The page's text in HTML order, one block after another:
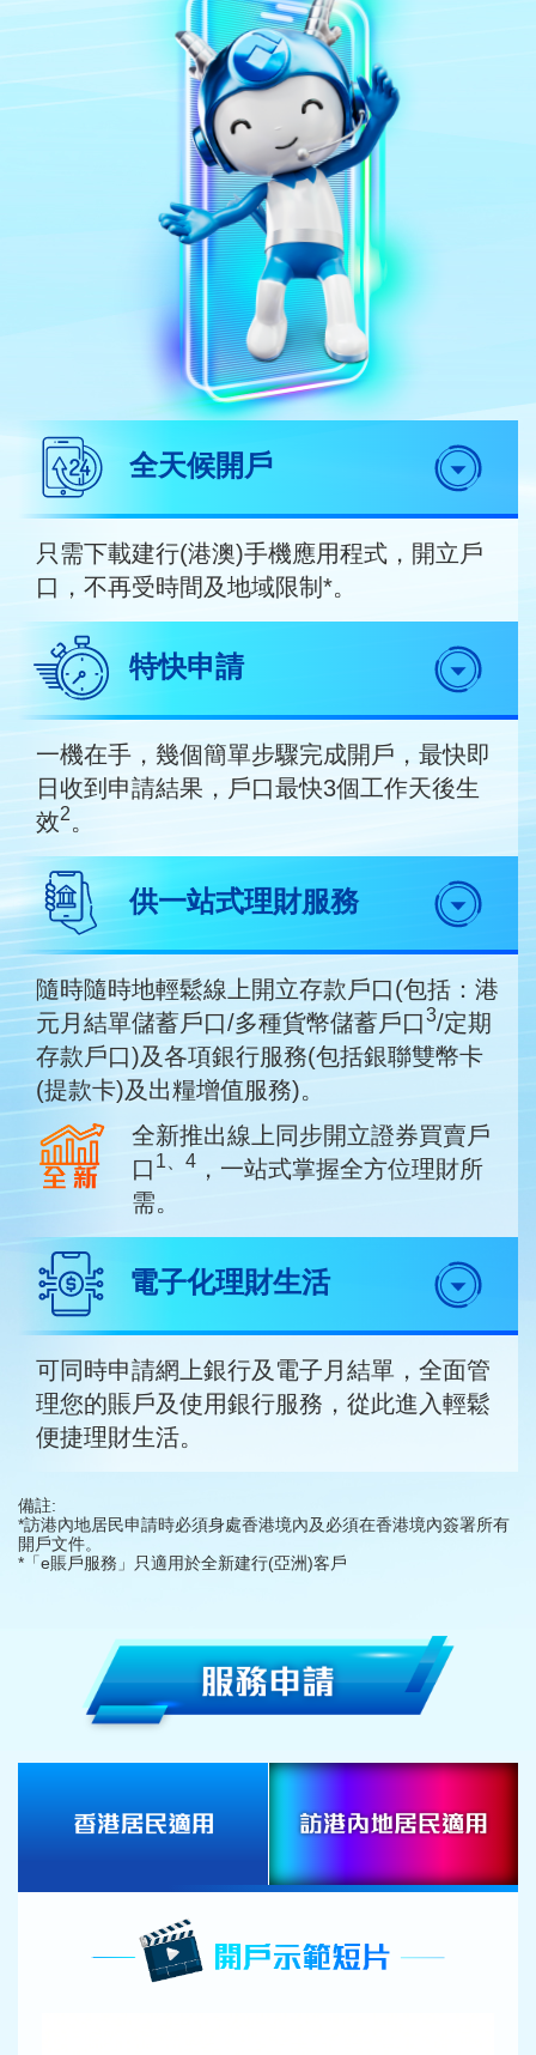
全天候開戶
只需下載建行(港澳)手機應用程式，開立戶
口，不再受時間及地域限制*。
特快申請
一機在手，幾個簡單步驟完成開戶，最快即
日收到申請結果，戶口最快3個工作天後生
效2。
供一站式理財服務
隨時隨時地輕鬆線上開立存款戶口(包括：港
元月結單儲蓄戶口/多種貨幣儲蓄戶口3/定期
存款戶口)及各項銀行服務(包括銀聯雙幣卡
(提款卡)及出糧增值服務)。
全新推出線上同步開立證券買賣戶
口 1、4 ，一站式掌握全方位理財所
需。
電子化理財生活
可同時申請網上銀行及電子月結單，全面管
理您的賬戶及使用銀行服務，從此進入輕鬆
便捷理財生活。
備註:
*訪港內地居民申請時必須身處香港境內及必須在香港境內簽署所有
開戶文件。
*「e賬戶服務」只適用於全新建行(亞洲)客戶